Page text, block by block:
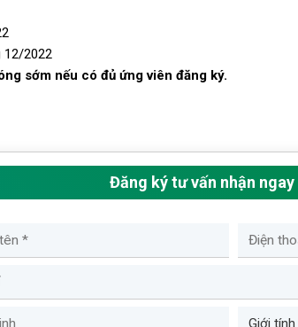
12/2022
sớm nếu có đủ ứng viên đăng ký.
Đăng ký tư vấn nhận ngay